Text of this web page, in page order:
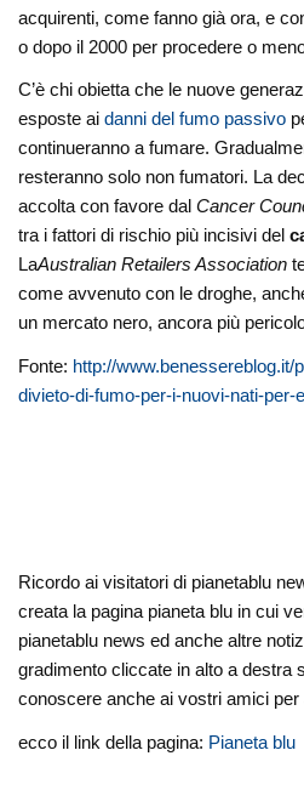
acquirenti, come fanno già ora, e
o dopo il 2000 per procedere o
C’è chi obietta che le nuove
esposte aidanni del fumo passivo
continueranno a fumare.
resteranno solo non fumatori. La
accolta con favore dalCancer
tra i fattori di rischio più incisivi del
LaAustralian Retailers Association
come avvenuto con le droghe,
un mercato nero, ancora più
Fonte: http://www.benessereblog.it/
divieto-di-fumo-per-i-nuovi-nati-
Ricordo ai visitatori di pianetablu
creata la pagina pianeta blu in cui
pianetablu news ed anche altre
gradimento cliccate in alto a destra
conoscere anche ai vostri amici
ecco il link della pagina: Pianeta blu